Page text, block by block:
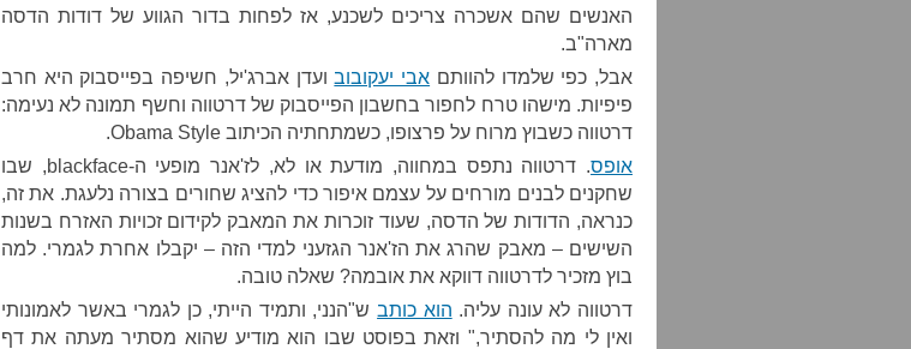
האנשים שהם אשכרה צריכים לשכנע, אז לפחות בדור הגווע של דודות הדסה
מארה"ב.
אבל, כפי שלמדו להוותם אבי יעקובובועדן אברג'יל, חשיפה בפייסבוק היא חרב
פיפיות. מישהו טרח לחפור בחשבון הפייסבוק של דרטווה וחשף תמונה לא נעימה:
דרטווה כשבוץ מרוח על פרצופו, כשמתחתיה הכיתוב Obama Style.
אופס
. דרטווה נתפס במחווה, מודעת או לא, לז'אנר מופעי ה-blackface, שבו
שחקנים לבנים מורחים על עצמם איפור כדי להציג שחורים בצורה נלעגת. את זה,
כנראה, הדודות של הדסה, שעוד זוכרות את המאבק לקידום זכויות האזרח בשנות
השישים – מאבק שהרג את הז'אנר הגזעני למדי הזה – יקבלו אחרת לגמרי. למה
בוץ מזכיר לדרטווה דווקא את אובמה? שאלה טובה.
דרטווה לא עונה עליה. הוא כותבש"הנני, ותמיד הייתי, כן לגמרי באשר לאמונותי
ואין לי מה להסתיר," וזאת בפוסט שבו הוא מודיע שהוא מסתיר מעתה את דף